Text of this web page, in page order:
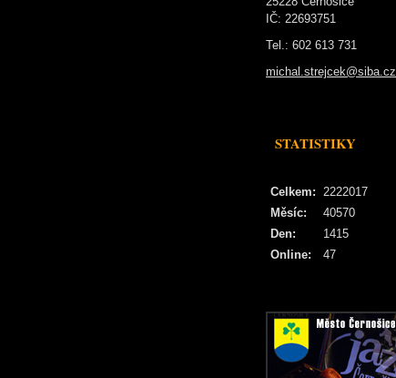
IČ: 22693751
Tel.: 602 613 731
michal.strejcek@siba.cz
STATISTIKY
Online: 47
Celkem: 2222017
Měsíc:
40570
Den:
1415